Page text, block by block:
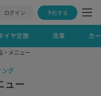
ログイン 予約する
イヤ交換 洗車 カ
・メニュー
ング
ュー